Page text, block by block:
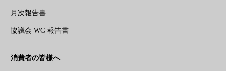
月次報告書
協議会 WG 報告書
消費者の皆様へ